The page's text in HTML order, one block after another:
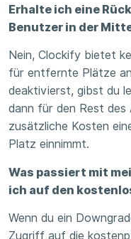
Erhalte ich eine
Benutzer in der
Nein, Clockify bietet
für entfernte Plätze
deaktivierst, gibst du
dann für den Rest des
zusätzliche Kosten
Platz einnimmt.
Was passiert mit
ich auf den
Wenn du ein
Zugriff auf die